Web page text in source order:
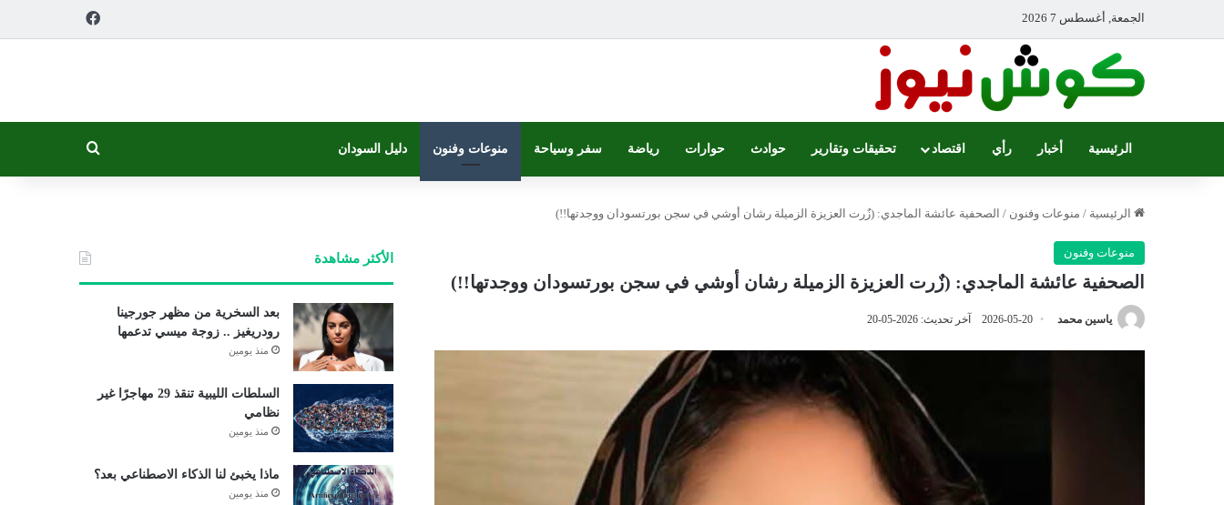
الجمعة, أغسطس 7 2026
الرئيسية أخبار رأي اقتصاد تحقيقات وتقارير حوادث حوارات رياضة سفر وسياحة منوعات وفنون دليل السودان
الرئيسية / منوعات وفنون / الصحفية عائشة الماجدي: (زٌرت العزيزة الزميلة رشان أوشي في سجن بورتسودان ووجدتها!!)
منوعات وفنون
الصحفية عائشة الماجدي: (زٌرت العزيزة الزميلة رشان أوشي في سجن بورتسودان ووجدتها!!)
ياسين محمد 2026-05-20 آخر تحديث: 2026-05-20
الأكثر مشاهدة
بعد السخرية من مظهر جورجينا
رودريغيز .. زوجة ميسي تدعمها
منذ يومين
السلطات الليبية تنقذ 29 مهاجرًا غير
نظامي
منذ يومين
ماذا يخبئ لنا الذكاء الاصطناعي بعد؟
منذ يومين